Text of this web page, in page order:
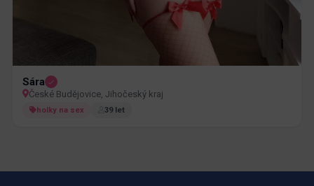
Sára
České Budějovice, Jihočeský kraj
holky na sex 39 let